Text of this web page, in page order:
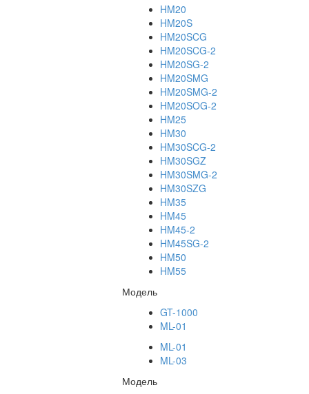
HM20
HM20S
HM20SCG
HM20SCG-2
HM20SG-2
HM20SMG
HM20SMG-2
HM20SOG-2
HM25
HM30
HM30SCG-2
HM30SGZ
HM30SMG-2
HM30SZG
HM35
HM45
HM45-2
HM45SG-2
HM50
HM55
Модель
GT-1000
ML-01
ML-01
ML-03
Модель